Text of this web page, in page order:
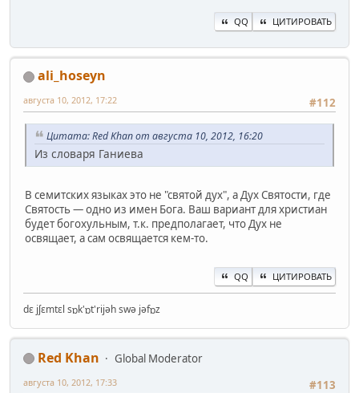
QQ ЦИТИРОВАТЬ
ali_hoseyn
#112
августа 10, 2012, 17:22
Цитата: Red Khan от августа 10, 2012, 16:20
Из словаря Ганиева
В семитских языках это не "святой дух", а Дух Святости, где
Святость — одно из имен Бога. Ваш вариант для христиан
будет богохульным, т.к. предполагает, что Дух не
освящает, а сам освящается кем-то.
QQ ЦИТИРОВАТЬ
dɛ jʃɛmtɛl sɒk'ɒt'rijəh swə jəfɒz
Red Khan
Global Moderator
#113
августа 10, 2012, 17:33